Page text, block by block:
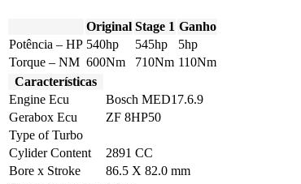
Original Stage 1 Ganho
Potência – HP 540hp 545hp
5hp
Torque – NM 600Nm 710Nm 110Nm
Características
Engine Ecu
Bosch MED17.6.9
Gerabox Ecu
ZF 8HP50
Type of Turbo
Cylider Content
2891 CC
Bore x Stroke
86.5 X 82.0 mm